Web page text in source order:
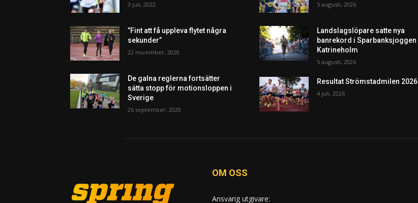
3 juli, 2022
”Fint att få uppleva flytet några
sekunder”
22 november, 2020
De galna reglerna fortsätter
sätta stopp för motionsloppen i
Sverige
26 september, 2020
5 augusti, 2026
Landslagslöpare satte nya
banrekord i Sparbanksjoggen
Katrineholm
5 augusti, 2026
Resultat Strömstadmilen 2026
4 juli, 2026
OM OSS
Ansvarig utgivare: